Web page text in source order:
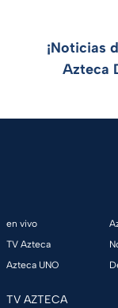
¡Noticias
Azteca
en vivo
TV Azteca
Azteca UNO
TV AZTECA